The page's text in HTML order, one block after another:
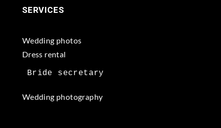
SERVICES
Wedding photos
Dress rental
Wedding photography